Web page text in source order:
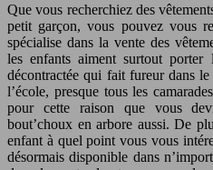
Que vous recherchiez des
petit garçon, vous pouvez vous
spécialise dans la vente des
les enfants aiment surtout porter
décontractée qui fait fureur dans
l’école, presque tous les
pour cette raison que vous
bout’choux en arbore aussi. De
enfant à quel point vous vous
désormais disponible dans